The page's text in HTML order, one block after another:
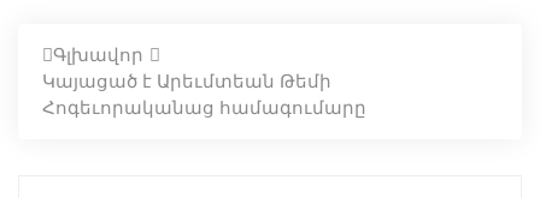
Գլխավոր
Կայացած է Արեւմտեան Թեմի
Հոգեւորականաց համագումարը